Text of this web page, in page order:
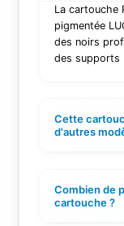
La cartouche
pigmentée
des noirs
des supports
Cette
d'autres
Combien de
cartouche ?